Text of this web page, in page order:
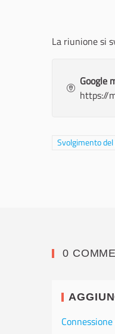
La riunione si
Google
https://
Filtra i risultati
Svolgimento
0